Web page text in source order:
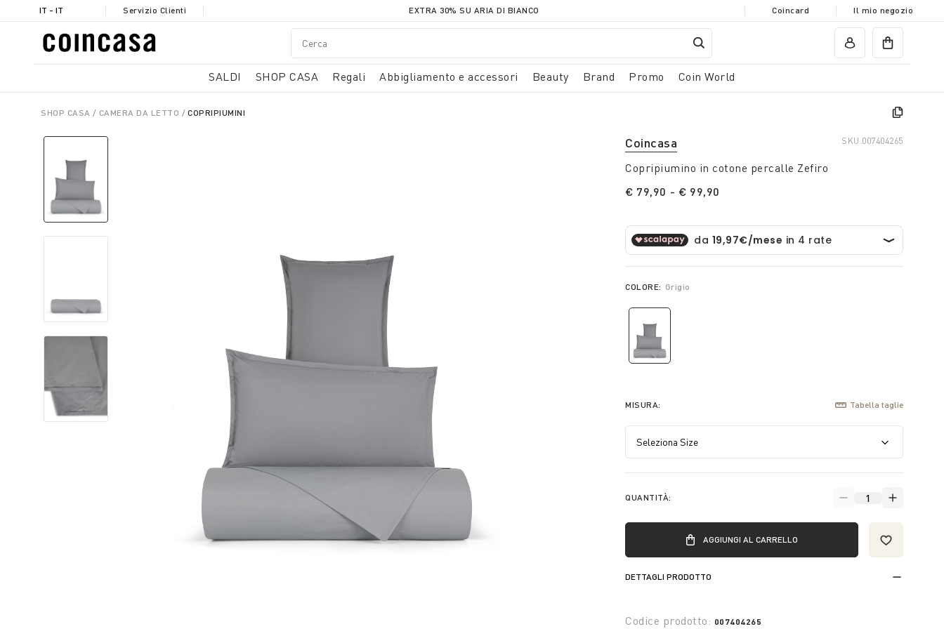
IT - IT Servizio Clienti EXTRA 30% SU ARIA DI BIANCO Coincard Il mio negozio
SALDI SHOP CASA Regali Abbigliamento e accessori Beauty Brand Promo Coin World
SHOP CASA CAMERA DA LETTO COPRIPIUMINI
Coincasa SKU.007404265
Copripiumino in cotone percalle Zefiro
€ 79,90 - € 99,90
COLORE: Grigio
MISURA: Tabella taglie
QUANTITÀ:
AGGIUNGI AL CARRELLO
DETTAGLI PRODOTTO
Codice prodotto: 007404265